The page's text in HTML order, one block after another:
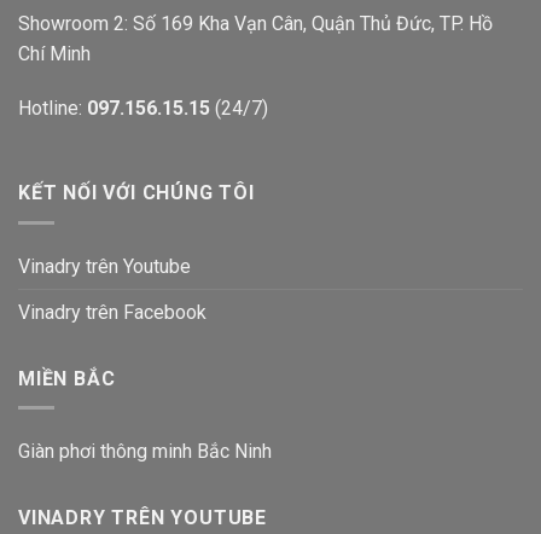
Showroom 2: Số 169 Kha Vạn Cân, Quận Thủ Đức, TP. Hồ
Chí Minh
Hotline: 097.156.15.15 (24/7)
KẾT NỐI VỚI CHÚNG TÔI
Vinadry trên Youtube
Vinadry trên Facebook
MIỀN BẮC
Giàn phơi thông minh Bắc Ninh
VINADRY TRÊN YOUTUBE